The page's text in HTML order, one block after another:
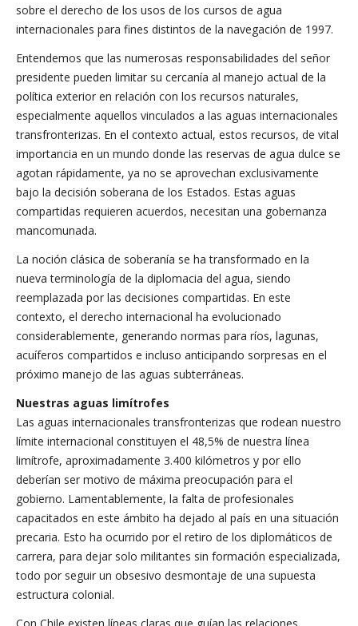
sobre el derecho de los usos de los cursos de agua
internacionales para fines distintos de la navegación de 1997.
Entendemos que las numerosas responsabilidades del señor
presidente pueden limitar su cercanía al manejo actual de la
política exterior en relación con los recursos naturales,
especialmente aquellos vinculados a las aguas internacionales
transfronterizas. En el contexto actual, estos recursos, de vital
importancia en un mundo donde las reservas de agua dulce se
agotan rápidamente, ya no se aprovechan exclusivamente
bajo la decisión soberana de los Estados. Estas aguas
compartidas requieren acuerdos, necesitan una gobernanza
mancomunada.
La noción clásica de soberanía se ha transformado en la
nueva terminología de la diplomacia del agua, siendo
reemplazada por las decisiones compartidas. En este
contexto, el derecho internacional ha evolucionado
considerablemente, generando normas para ríos, lagunas,
acuíferos compartidos e incluso anticipando sorpresas en el
próximo manejo de las aguas subterráneas.
Nuestras aguas limítrofes
Las aguas internacionales transfronterizas que rodean nuestro
límite internacional constituyen el 48,5% de nuestra línea
limítrofe, aproximadamente 3.400 kilómetros y por ello
deberían ser motivo de máxima preocupación para el
gobierno. Lamentablemente, la falta de profesionales
capacitados en este ámbito ha dejado al país en una situación
precaria. Esto ha ocurrido por el retiro de los diplomáticos de
carrera, para dejar solo militantes sin formación especializada,
todo por seguir un obsesivo desmontaje de una supuesta
estructura colonial.